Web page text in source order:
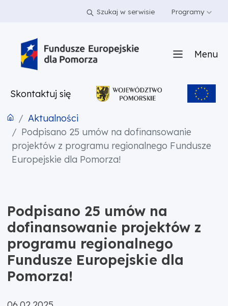
PRZEJDŹ DO TREŚCI Szukaj w serwisie Programy
Menu
Skontaktuj się
Aktualności
Podpisano 25 umów na dofinansowanie
projektów z programu regionalnego Fundusze
Europejskie dla Pomorza!
Podpisano 25 umów na
dofinansowanie projektów z
programu regionalnego
Fundusze Europejskie dla
Pomorza!